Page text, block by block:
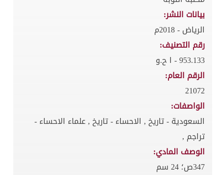
بيانات النشر:
الرياض - 2018م
رقم التصنيف:
953.133 - ا ح.و
الرقم العام:
21072
الواصفات:
السعودية - تاريخ , الاحساء - تاريخ , علماء الاحساء -
تراجم ,
الوصف المادي:
347ص؛ 24 سم